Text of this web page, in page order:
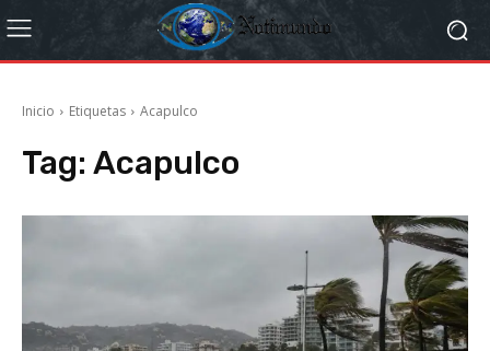
Inicio Etiquetas Acapulco
Tag: Acapulco